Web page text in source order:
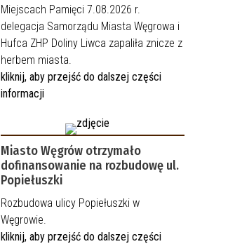
Miejscach Pamięci 7.08.2026 r.
delegacja Samorządu Miasta Węgrowa i
Hufca ZHP Doliny Liwca zapaliła znicze z
herbem miasta.
kliknij, aby przejść do dalszej części
informacji
Miasto Węgrów otrzymało
dofinansowanie na rozbudowę ul.
Popiełuszki
Rozbudowa ulicy Popiełuszki w
Węgrowie.
kliknij, aby przejść do dalszej części